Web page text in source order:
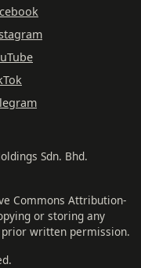
Sdn. Bhd.
Commons Attribution-
or storing any
written permission.